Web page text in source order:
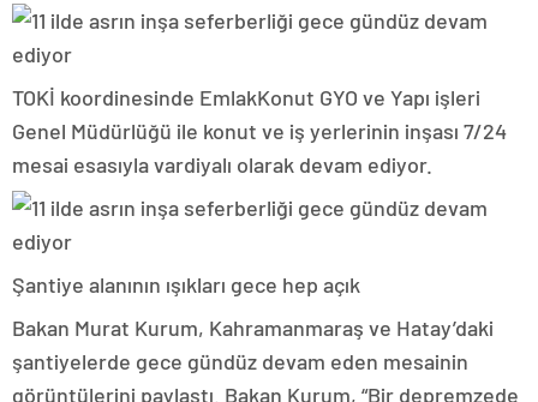
TOKİ koordinesinde EmlakKonut GYO ve Yapı işleri
Genel Müdürlüğü ile konut ve iş yerlerinin inşası 7/24
mesai esasıyla vardiyalı olarak devam ediyor.
Şantiye alanının ışıkları gece hep açık
Bakan Murat Kurum, Kahramanmaraş ve Hatay’daki
şantiyelerde gece gündüz devam eden mesainin
görüntülerini paylaştı. Bakan Kurum, “Bir depremzede